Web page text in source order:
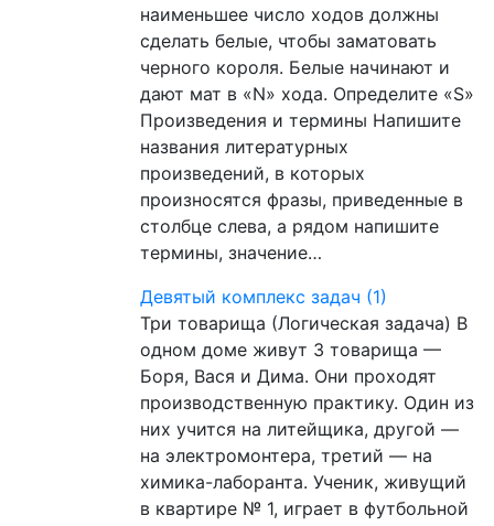
наименьшее число ходов должны
сделать белые, чтобы заматовать
черного короля. Белые начинают и
дают мат в «N» хода. Определите «S»
Произведения и термины Напишите
названия литературных
произведений, в которых
произносятся фразы, приведенные в
столбце слева, а рядом напишите
термины, значение…
Девятый комплекс задач (1)
Три товарища (Логическая задача) В
одном доме живут 3 товарища —
Боря, Вася и Дима. Они проходят
производственную практику. Один из
них учится на литейщика, другой —
на электромонтера, третий — на
химика-лаборанта. Ученик, живущий
в квартире № 1, играет в футбольной